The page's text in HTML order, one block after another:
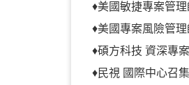
♦美國敏捷專案管
♦美國專案風險管
♦碩方科技 資深專
♦民視 國際中心召